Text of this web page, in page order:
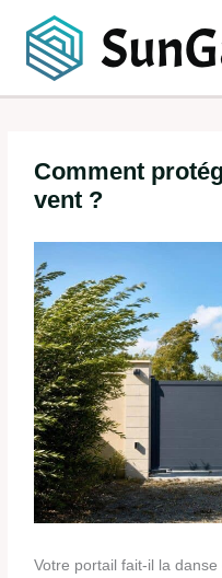
contenu
Comment
vent ?
Votre portail fait-il la